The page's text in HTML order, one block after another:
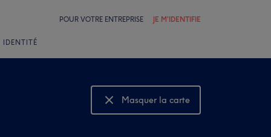
POUR VOTRE ENTREPRISE JE M'IDENTIFIE
IDENTITÉ
Masquer la carte
Montrer la carte